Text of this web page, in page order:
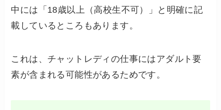
中には「18歳以上（高校生不可）」と明確に記
載しているところもあります。
これは、チャットレディの仕事にはアダルト要
素が含まれる可能性があるためです。